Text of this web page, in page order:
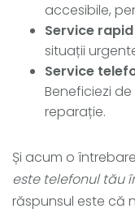
accesibile,
Service
situații
Service
Beneficiezi
reparație.
Și acum o
este telefonul tău
răspunsul este că